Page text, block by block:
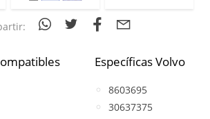
Específicas Volvo
8603695
30637375